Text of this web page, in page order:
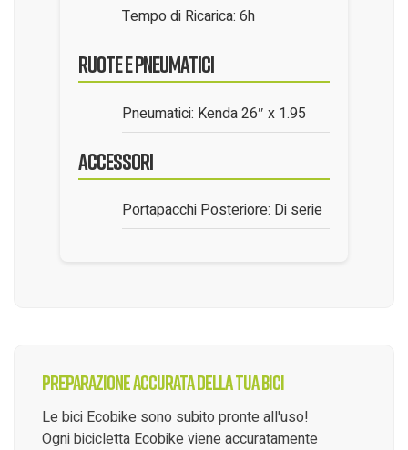
Tempo di Ricarica: 6h
Ruote e Pneumatici
Pneumatici: Kenda 26″ x 1.95
Accessori
Portapacchi Posteriore: Di serie
Preparazione accurata della tua bici
Le bici Ecobike sono subito pronte all'uso!
Ogni bicicletta Ecobike viene accuratamente